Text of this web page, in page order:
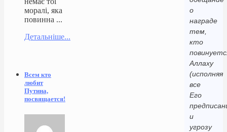
о
награде
тем,
кто
Аллаху
(исполняя
все
Его
и
угрозу
моралі, яка
повинна ...
Детальніше...
Всем кто
любит
Путина,
посвящается!